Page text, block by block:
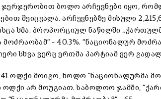
ჯერჯერობით ბოლო არჩევნები იყო,
შეიცვალა. არჩევნებზე მისული
ხმა. პროპორციულ ნაწილში
– 40.3%. “ნაციონალურ
სხვა ვერც ერთმა პარტიამ ვერ
ოლქი მოიგო, ხოლო “ნაციონალურმა
ოლქი არ მოუგიათ. საბოლოო ჯამში,